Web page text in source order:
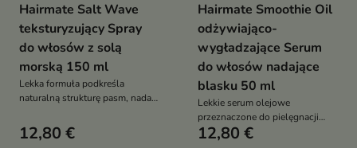
Hairmate Salt Wave
teksturyzujący Spray
do włosów z solą
morską 150 ml
Lekka formuła podkreśla
naturalną strukturę pasm, nadaje
zapewnia swobodny, lekko
niedbały wygląd fryzury.
12,80 €
Hairmate Smoothie Oil
odżywiająco-
wygładzające Serum
do włosów nadające
blasku 50 ml
Lekkie serum olejowe
przeznaczone do pielęgnacji
włosów wymagających
12,80 €